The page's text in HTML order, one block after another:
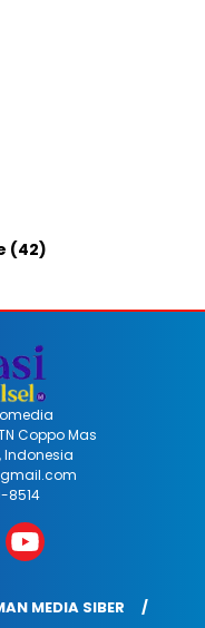
(42)
Coppo Mas
Indonesia
8514
MEDIA SIBER